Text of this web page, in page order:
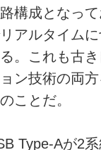
構成となっ
アルタイム
。これも古
ン技術の両
ことだ。
Type-Aが2